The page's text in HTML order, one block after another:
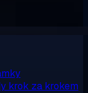
krok za krokem